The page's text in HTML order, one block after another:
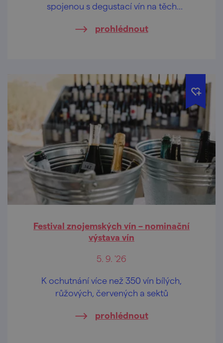
spojenou s degustací vín na těch
prohlédnout
Festival znojemských vín – nominační
výstava vín
5. 9. '26
K ochutnání více než 350 vín bílých,
růžových, červených a sektů
prohlédnout